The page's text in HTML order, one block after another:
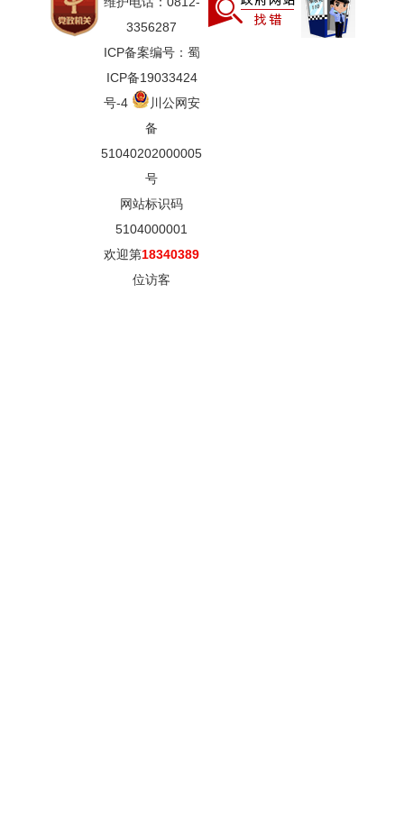
3356287
ICP备案编号：蜀
ICP备19033424
号-4
川公网安
备
51040202000005
号
网站标识码
5104000001
欢迎第18340389
位访客